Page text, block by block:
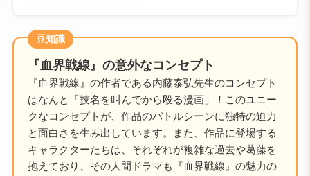
豆知識
『血界戦線』の意外なコンセプト
『血界戦線』の作者である内藤泰弘先生のコンセプト
はなんと「技名を叫んでから殴る漫画」！このユニー
クなコンセプトが、作品のバトルシーンに独特の迫力
と面白さを生み出しています。また、作品に登場する
キャラクターたちは、それぞれが複雑な過去や葛藤を
抱えており、その人間ドラマも『血界戦線』の魅力の